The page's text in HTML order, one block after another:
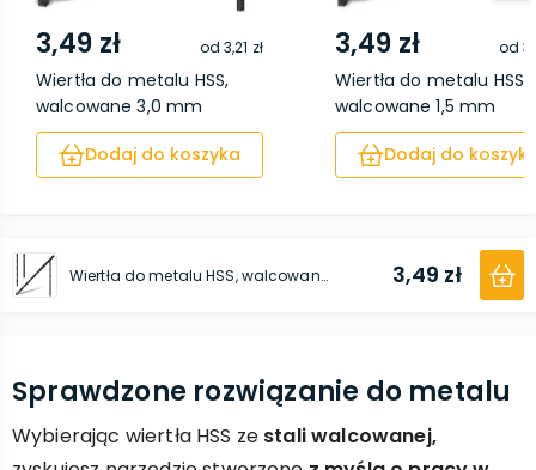
3,49 zł od3,21 zł
Wiertła do metalu HSS,
walcowane 3,0 mm
Dodaj do koszyka
3,49 zł od
Wiertła do metalu HSS,
walcowane 1,5 mm
Dodaj do
Wiertła do metalu HSS, walcowane 2,5 mm 3,49 zł
Sprawdzone rozwiązanie do metalu
Wybierając wiertła HSS ze stali walcowanej,